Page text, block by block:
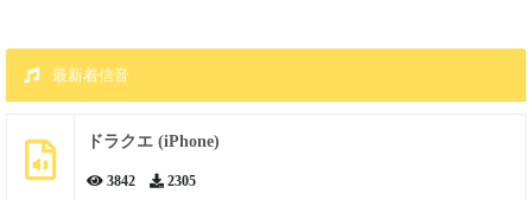
最新着信音
ドラクエ (iPhone)
3842 2305